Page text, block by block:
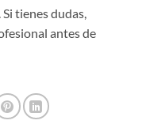
tienes dudas,
antes de